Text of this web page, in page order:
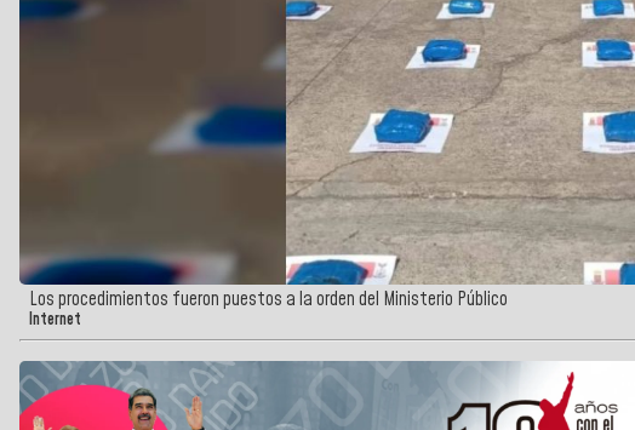
Los procedimientos fueron puestos a la orden del Ministerio Público
Internet